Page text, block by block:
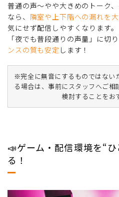
普通の声〜やや大きめのトーク
なら、 隣室や上下階への漏れを
気にせず配信しやすくなります
「夜でも普段通りの声量」に切
ンスの質も安定 します！
※完全に無音にするものではない
る場合は、事前にスタッフへご相
検討することをお
📣ゲーム・配信環境を“
る！